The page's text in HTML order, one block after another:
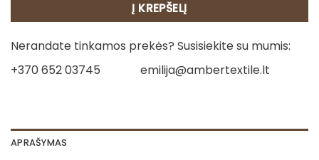
Į KREPŠELĮ
Nerandate tinkamos prekės? Susisiekite su mumis:
+370 652 03745
emilija@ambertextile.lt
APRAŠYMAS